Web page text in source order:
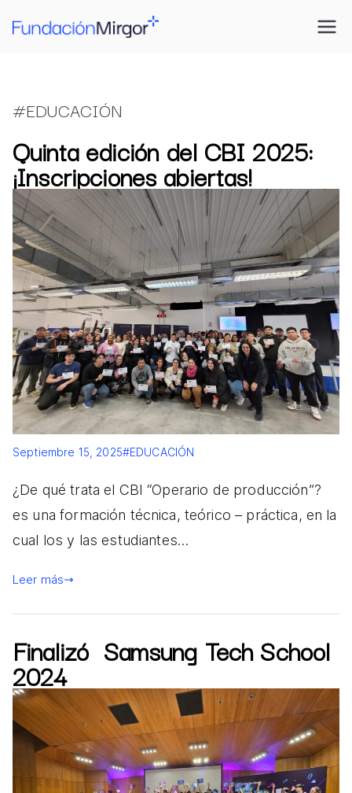
#EDUCACIÓN
Quinta edición del CBI 2025:
¡Inscripciones abiertas!
Septiembre 15, 2025#EDUCACIÓN
¿De qué trata el CBI “Operario de producción”?
es una formación técnica, teórico – práctica, en la
cual los y las estudiantes…
Leer más
Finalizó Samsung Tech School
2024